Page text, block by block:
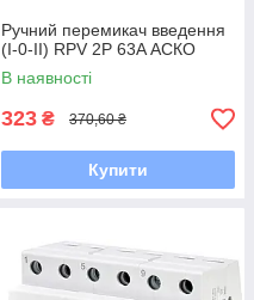
Ручний перемикач введення
(І-0-ІІ) RPV 2P 63A АСКО
В наявності
323 ₴ 370,60 ₴
Купити